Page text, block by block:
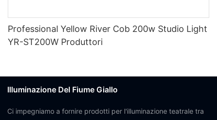
Professional Yellow River Cob 200w Studio Light
YR-ST200W Produttori
Illuminazione Del Fiume Giallo
Ci impegniamo a fornire prodotti per l'illuminazione teatrale tra